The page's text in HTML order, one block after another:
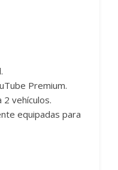
Premium.
2 vehículos.
equipadas para